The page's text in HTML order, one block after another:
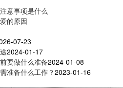
意事项是什么
的原因
07-23
2024-01-17
要做什么准备2024-01-08
准备什么工作？2023-01-16